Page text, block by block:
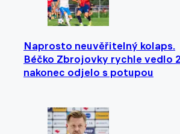
Naprosto neuvěřitelný kolaps.
Béčko Zbrojovky rychle vedlo
nakonec odjelo s potupou